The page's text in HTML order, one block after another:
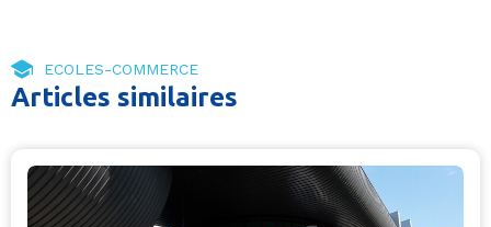
ECOLES-COMMERCE
Articles similaires